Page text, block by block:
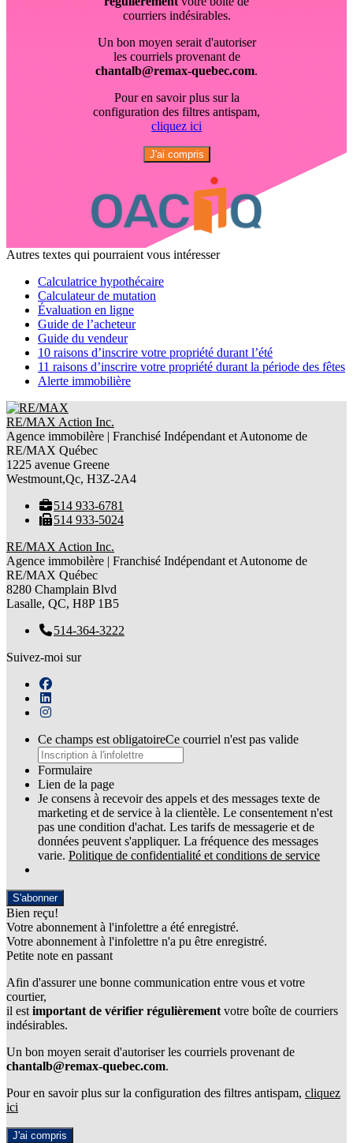
courriers indésirables.
Un bon moyen serait d'autoriser
les courriels provenant de
chantalb@remax-quebec.com.
Pour en savoir plus sur la
configuration des filtres antispam,
cliquez ici
J'ai compris
Autres textes qui pourraient vous intéresser
Calculatrice hypothécaire
Calculateur de mutation
Évaluation en ligne
Guide de l’acheteur
Guide du vendeur
10 raisons d’inscrire votre propriété durant l’été
11 raisons d’inscrire votre propriété durant la période des fêtes
Alerte immobilière
RE/MAX Action Inc.
Agence immobilère | Franchisé Indépendant et Autonome de
RE/MAX Québec
1225 avenue Greene
Westmount,Qc, H3Z-2A4
514 933-6781
514 933-5024
RE/MAX Action Inc.
Agence immobilère | Franchisé Indépendant et Autonome de
RE/MAX Québec
8280 Champlain Blvd
Lasalle, QC, H8P 1B5
514-364-3222
Suivez-moi sur
Ce champs est obligatoireCe courriel n'est pas valide
Formulaire
Lien de la page
Je consens à recevoir des appels et des messages texte de
marketing et de service à la clientèle. Le consentement n'est
pas une condition d'achat. Les tarifs de messagerie et de
données peuvent s'appliquer. La fréquence des messages
varie. Politique de confidentialité et conditions de service
S'abonner
Bien reçu!
Votre abonnement à l'infolettre a été enregistré.
Votre abonnement à l'infolettre n'a pu être enregistré.
Petite note en passant
Afin d'assurer une bonne communication entre vous et votre
courtier,
il est important de vérifier régulièrement votre boîte de courriers
indésirables.
Un bon moyen serait d'autoriser les courriels provenant de
chantalb@remax-quebec.com.
Pour en savoir plus sur la configuration des filtres antispam, cliquez
ici
J'ai compris